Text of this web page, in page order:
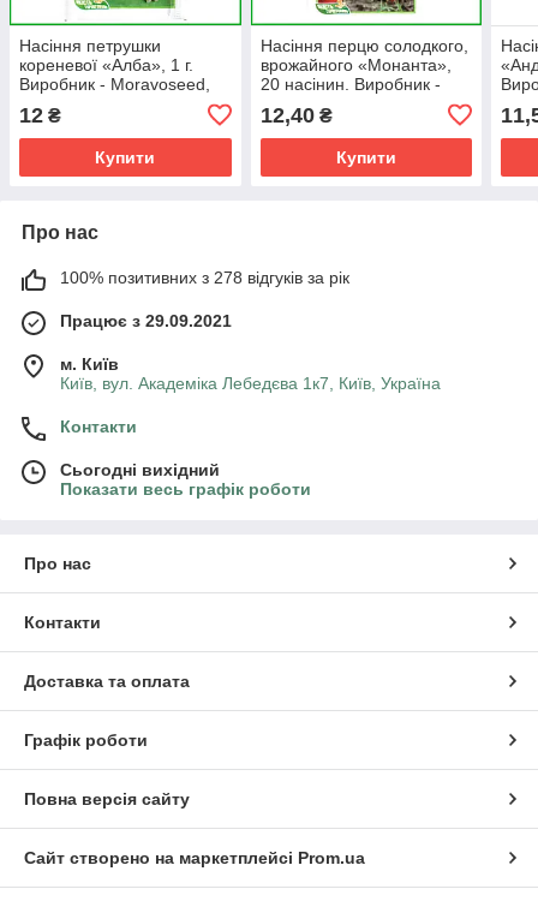
Насіння петрушки
кореневої «Алба», 1 г.
Виробник - Moravoseed,
12 ₴
Купити
Насіння перцю солодкого,
врожайного «Монанта»,
20 насінин. Виробник -
12,40₴
Купити
Про нас
100% позитивних з 278 відгуків за рік
Працює з 29.09.2021
м. Київ
Київ, вул. Академіка Лебедєва 1к7, Київ, Україна
Контакти
Сьогодні вихідний
Показати весь графік роботи
Про нас
Контакти
Доставка та оплата
Графік роботи
Повна версія сайту
Сайт створено на маркетплейсі Prom.ua